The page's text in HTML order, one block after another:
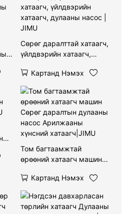
Сөрөг даралттай хатаагч,
үйлдвэрийн хатаагч,
Картанд Нэмэх
Том багтаамжтай
өрөөний хатаагч машин
насос Арилжааны
хүнсний хатаагч|JIMU
Картанд Нэмэх